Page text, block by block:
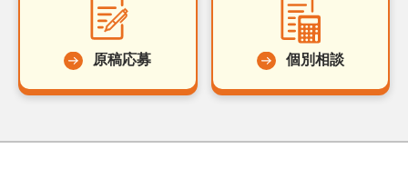
原稿応募 個別相談